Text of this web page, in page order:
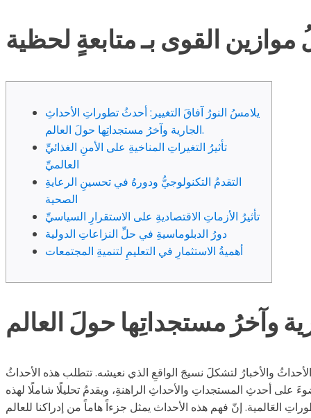
يلامسُ النورُ آفاقَ التغيير: أحدثُ تطوراتِ الأحداثِ
الجارية وآخرُ مستجداتِها حولَ العالم.
تأثيرُ التغيراتِ المناخيةِ على الأمنِ الغذائيِّ
العالميِّ
التقدمُ التكنولوجيُّ ودورهُ في تحسينِ الرعايةِ
الصحية
تأثيرُ الأزماتِ الاقتصاديةِ على الاستقرارِ السياسيِّ
دورُ الدبلوماسيةِ في حلِّ النزاعاتِ الدولية
أهميةُ الاستثمارِ في التعليمِ لتنميةِ المجتمعات
أحدثِ المستجداتِ والأحداثِ الراهنةِ، ويقدمُ تحليلًا شاملًا لهذه